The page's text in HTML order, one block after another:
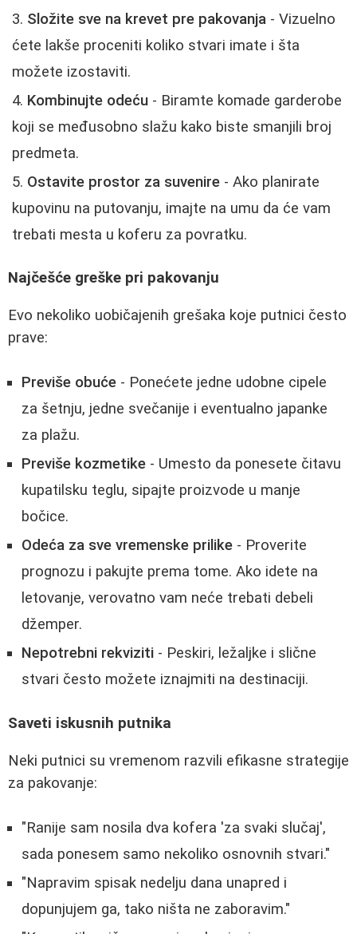
Složite sve na krevet pre pakovanja - Vizuelno
ćete lakše proceniti koliko stvari imate i šta
možete izostaviti.
Kombinujte odeću - Biramte komade garderobe
koji se međusobno slažu kako biste smanjili broj
predmeta.
Ostavite prostor za suvenire - Ako planirate
kupovinu na putovanju, imajte na umu da će vam
trebati mesta u koferu za povratku.
Najčešće greške pri pakovanju
Evo nekoliko uobičajenih grešaka koje putnici često
prave:
Previše obuće - Ponećete jedne udobne cipele
za šetnju, jedne svečanije i eventualno japanke
za plažu.
Previše kozmetike - Umesto da ponesete čitavu
kupatilsku teglu, sipajte proizvode u manje
bočice.
Odeća za sve vremenske prilike - Proverite
prognozu i pakujte prema tome. Ako idete na
letovanje, verovatno vam neće trebati debeli
džemper.
Nepotrebni rekviziti - Peskiri, ležaljke i slične
stvari često možete iznajmiti na destinaciji.
Saveti iskusnih putnika
Neki putnici su vremenom razvili efikasne strategije
za pakovanje:
"Ranije sam nosila dva kofera 'za svaki slučaj',
sada ponesem samo nekoliko osnovnih stvari."
"Napravim spisak nedelju dana unapred i
dopunjujem ga, tako ništa ne zaboravim."